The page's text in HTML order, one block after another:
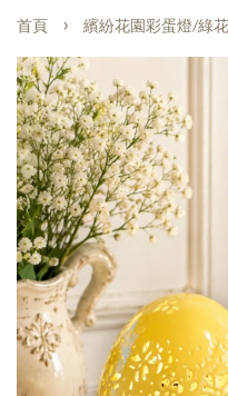
首頁 › 繽紛花園彩蛋燈/綠